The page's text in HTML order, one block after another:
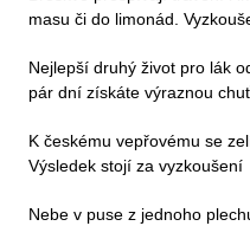
masu či do limonád.
Nejlepší druhý život pro lák
pár dní získáte výraznou
K českému vepřovému se
Výsledek stojí za vyzkoušení
Nebe v puse z jednoho